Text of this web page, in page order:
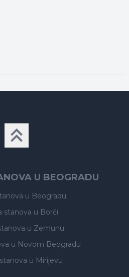
U BEOGRADU
u Beogradu
stanova u Borči
u Zemunu
u Novom Beogradu
u Mirijevu